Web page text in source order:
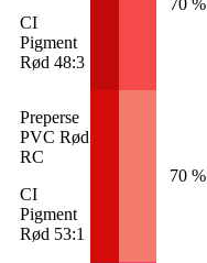
CI
Pigment
Rød 48:3
70 %
Preperse
PVC Rød
RC
CI
Pigment
Rød 53:1
70 %